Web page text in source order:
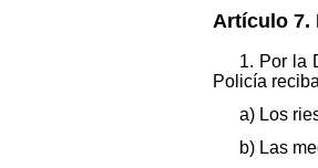
Artículo 7.
1. Por la
Policía
a) Los
b) Las